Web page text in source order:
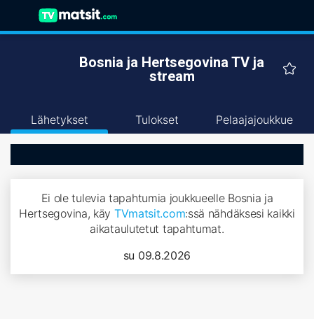
Bosnia ja Hertsegovina TV ja
stream
Lähetykset Tulokset Pelaajajoukkue
Ei ole tulevia tapahtumia joukkueelle Bosnia ja
Hertsegovina, käy TVmatsit.com:ssä nähdäksesi kaikki
aikataulutetut tapahtumat.
su 09.8.2026